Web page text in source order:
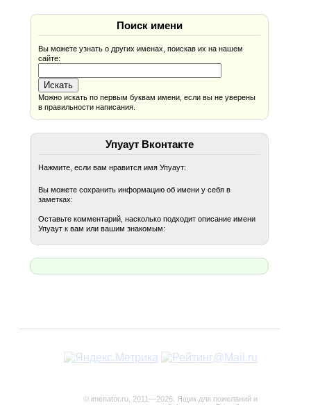
Поиск имени
Вы можете узнать о других именах, поискав их на нашем
сайте:
Можно искать по первым буквам имени, если вы не уверены
в правильности написания.
Упуаут Вконтакте
Нажмите, если вам нравится имя Упуаут:
Вы можете сохранить информацию об имени у себя в
заметках:
Оставьте комментарий, насколько подходит описание имени
Упуаут к вам или вашим знакомым:
© imenator.ru, 2011—2026. Ящик для пожеланий и